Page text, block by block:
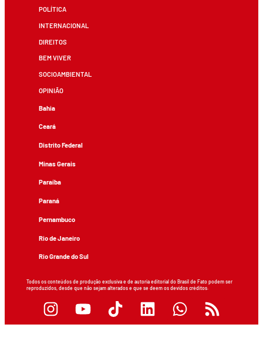
POLÍTICA
INTERNACIONAL
DIREITOS
BEM VIVER
SOCIOAMBIENTAL
OPINIÃO
Bahia
Ceará
Distrito Federal
Minas Gerais
Paraíba
Paraná
Pernambuco
Rio de Janeiro
Rio Grande do Sul
Todos os conteúdos de produção exclusiva e de autoria editorial do Brasil de Fato podem ser
reproduzidos, desde que não sejam alterados e que se deem os devidos créditos.